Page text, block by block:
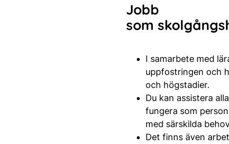
Jobb
som
I samarbete med
uppfostringen och
och högstadier.
Du kan assistera
fungera som
med särskilda
Det finns även